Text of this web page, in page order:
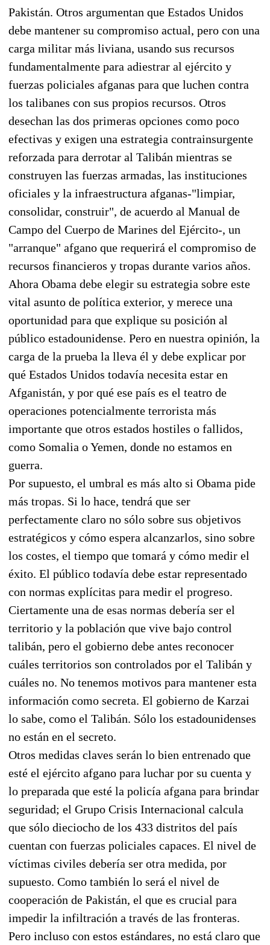
Pakistán. Otros argumentan que Estados Unidos
debe mantener su compromiso actual, pero con una
carga militar más liviana, usando sus recursos
fundamentalmente para adiestrar al ejército y
fuerzas policiales afganas para que luchen contra
los talibanes con sus propios recursos. Otros
desechan las dos primeras opciones como poco
efectivas y exigen una estrategia contrainsurgente
reforzada para derrotar al Talibán mientras se
construyen las fuerzas armadas, las instituciones
oficiales y la infraestructura afganas-"limpiar,
consolidar, construir", de acuerdo al Manual de
Campo del Cuerpo de Marines del Ejército-, un
"arranque" afgano que requerirá el compromiso de
recursos financieros y tropas durante varios años.
Ahora Obama debe elegir su estrategia sobre este
vital asunto de política exterior, y merece una
oportunidad para que explique su posición al
público estadounidense. Pero en nuestra opinión, la
carga de la prueba la lleva él y debe explicar por
qué Estados Unidos todavía necesita estar en
Afganistán, y por qué ese país es el teatro de
operaciones potencialmente terrorista más
importante que otros estados hostiles o fallidos,
como Somalia o Yemen, donde no estamos en
guerra.
Por supuesto, el umbral es más alto si Obama pide
más tropas. Si lo hace, tendrá que ser
perfectamente claro no sólo sobre sus objetivos
estratégicos y cómo espera alcanzarlos, sino sobre
los costes, el tiempo que tomará y cómo medir el
éxito. El público todavía debe estar representado
con normas explícitas para medir el progreso.
Ciertamente una de esas normas debería ser el
territorio y la población que vive bajo control
talibán, pero el gobierno debe antes reconocer
cuáles territorios son controlados por el Talibán y
cuáles no. No tenemos motivos para mantener esta
información como secreta. El gobierno de Karzai
lo sabe, como el Talibán. Sólo los estadounidenses
no están en el secreto.
Otros medidas claves serán lo bien entrenado que
esté el ejército afgano para luchar por su cuenta y
lo preparada que esté la policía afgana para brindar
seguridad; el Grupo Crisis Internacional calcula
que sólo dieciocho de los 433 distritos del país
cuentan con fuerzas policiales capaces. El nivel de
víctimas civiles debería ser otra medida, por
supuesto. Como también lo será el nivel de
cooperación de Pakistán, el que es crucial para
impedir la infiltración a través de las fronteras.
Pero incluso con estos estándares, no está claro que